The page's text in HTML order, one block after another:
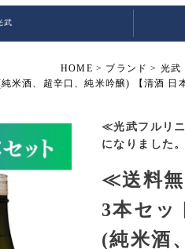
武
HOME ブランド
光武
酒、超辛口、純米吟醸) 【清酒 日
≪光武フルリ
になりました。
≪送料
3本セッ
(純米酒